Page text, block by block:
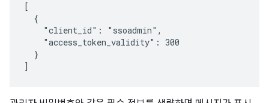
[
  {
    "client_id": "ssoadmin",
    "access_token_validity": 300
  }
]